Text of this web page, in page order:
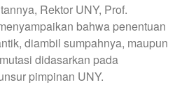
Rektor UNY, Prof.
bahwa penentuan
diambil sumpahnya, maupun
didasarkan pada
pimpinan UNY.